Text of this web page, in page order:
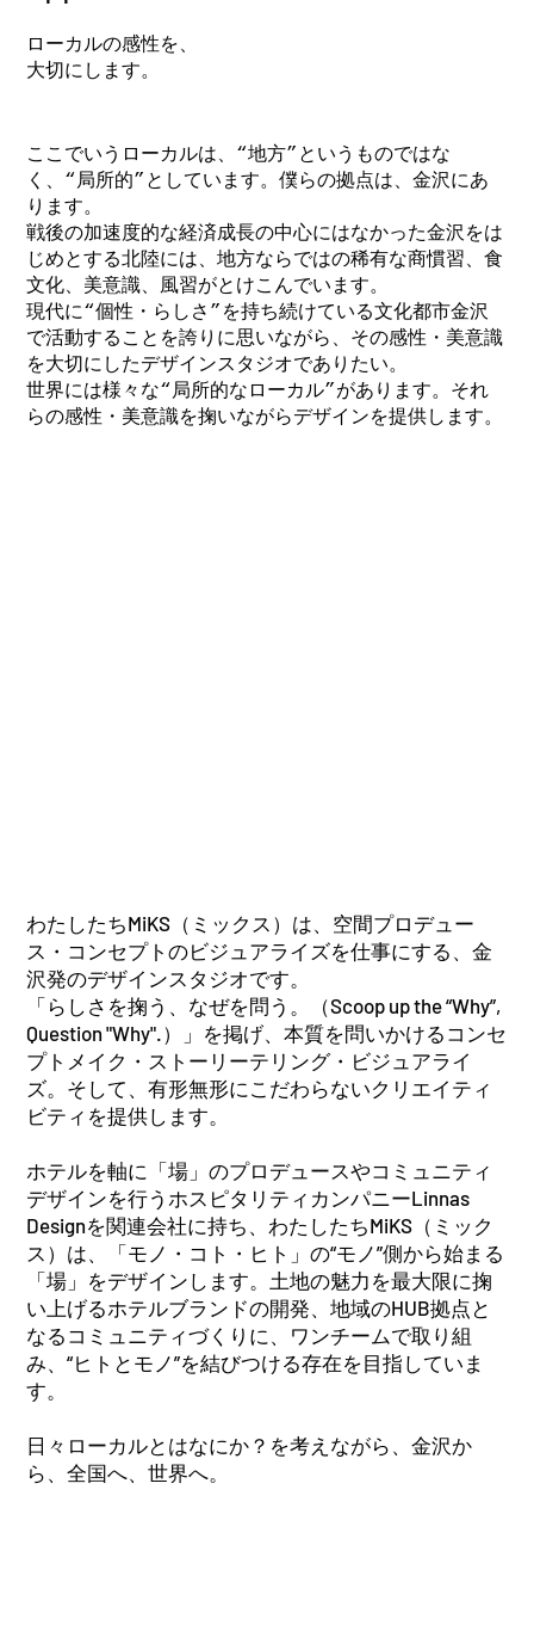
ローカルの感性を、
大切にします。
ここでいうローカルは、“地方”というものではな
く、“局所的”としています。僕らの拠点は、金沢にあ
ります。
戦後の加速度的な経済成長の中心にはなかった金沢をは
じめとする北陸には、地方ならではの稀有な商慣習、食
文化、美意識、風習がとけこんでいます。
現代に“個性・らしさ”を持ち続けている文化都市金沢
で活動することを誇りに思いながら、その感性・美意識
を大切にしたデザインスタジオでありたい。
世界には様々な“局所的なローカル”があります。それ
らの感性・美意識を掬いながらデザインを提供します。
わたしたちMiKS（ミックス）は、空間プロデュー
ス・コンセプトのビジュアライズを仕事にする、金
沢発のデザインスタジオです。
「らしさを掬う、なぜを問う。（Scoop up the “Why”,
Question "Why".）」を掲げ、本質を問いかけるコンセ
プトメイク・ストーリーテリング・ビジュアライ
ズ。そして、有形無形にこだわらないクリエイティ
ビティを提供します。
ホテルを軸に「場」のプロデュースやコミュニティ
デザインを行うホスピタリティカンパニーLinnas
Designを関連会社に持ち、わたしたちMiKS（ミック
ス）は、「モノ・コト・ヒト」の“モノ”側から始まる
「場」をデザインします。土地の魅力を最大限に掬
い上げるホテルブランドの開発、地域のHUB拠点と
なるコミュニティづくりに、ワンチームで取り組
み、“ヒトとモノ”を結びつける存在を目指していま
す。
日々ローカルとはなにか？を考えながら、金沢か
ら、全国へ、世界へ。